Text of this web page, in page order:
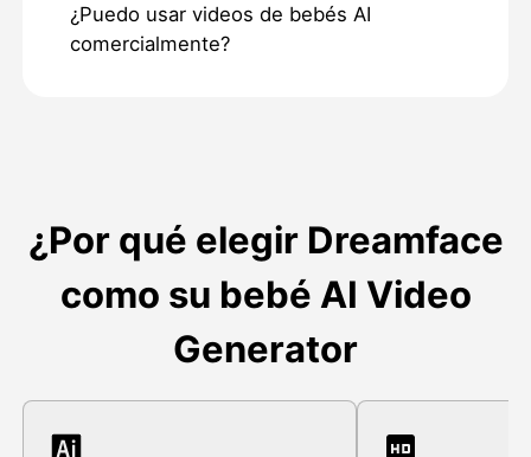
¿Puedo usar videos de bebés AI
comercialmente?
¿Por qué elegir Dreamface
como su bebé AI Video
Generator